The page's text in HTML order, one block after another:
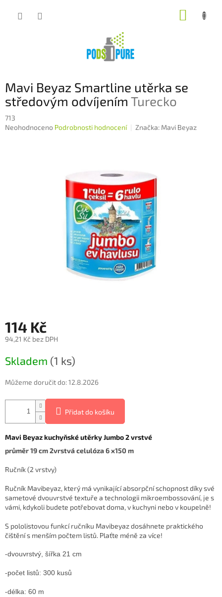
Mavi Beyaz Smartline utěrka se
středovým odvíjením Turecko
713
Průměrné
Neohodnoceno Podrobnosti hodnocení Značka: Mavi Beyaz
114 Kč
94,21 Kč bez DPH
cena:
Skladem (1 ks)
Můžeme doručit do:12.8.2026
Přidat do košíku
Mavi Beyaz kuchyňské utěrky Jumbo 2 vrstvé
průměr 19 cm 2vrstvá celulóza 6 x150 m
Ručník (2 vrstvy)
Ručník Mavibeyaz, který má vynikající absorpční schopnost díky své
sametové dvouvrstvé textuře a technologii mikroembossování, je s
vámi, kdykoli budete potřebovat doma, v kuchyni nebo v koupelně!
S pololistovou funkcí ručníku Mavibeyaz dosáhnete praktického
čištění s menším počtem listů. Plaťte méně za více!
-dvouvrstvý, šířka 21 cm
-počet listů: 300 kusů
-délka: 60 m